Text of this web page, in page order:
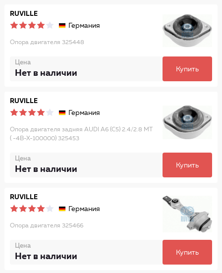
RUVILLE
Германия
Опора двигателя 325448
Цена
Нет в наличии Купить
RUVILLE
Германия
Опора двигателя задняя AUDI A6 (C5) 2.4/2.8 MT
( -4B-X-100000) 325453
Цена
Нет в наличии Купить
RUVILLE
Германия
Опора двигателя 325466
Цена
Нет в наличии Купить